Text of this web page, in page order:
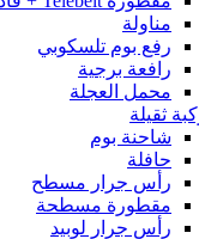
مناولة
رفع بوم تلسكوبي
رافعة برجية
محمل العجلة
ثقيلة
شاحنة بوم
حافلة
رأس جرار مسطح
مقطورة مسطحة
رأس جرار لوبيد